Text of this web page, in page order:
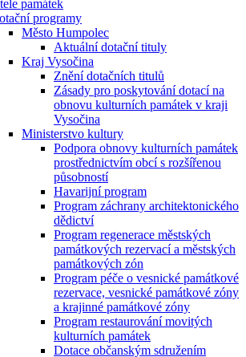
památek
programy
Město Humpolec
Aktuální dotační tituly
Kraj Vysočina
Znění dotačních titulů
Zásady pro poskytování dotací na
obnovu kulturních památek v kraji
Vysočina
Ministerstvo kultury
Podpora obnovy kulturních památek
prostřednictvím obcí s rozšířenou
působností
Havarijní program
Program záchrany architektonického
dědictví
Program regenerace městských
památkových rezervací a městských
památkových zón
Program péče o vesnické památkové
rezervace, vesnické památkové zóny
a krajinné památkové zóny
Program restaurování movitých
kulturních památek
Dotace občanským sdružením